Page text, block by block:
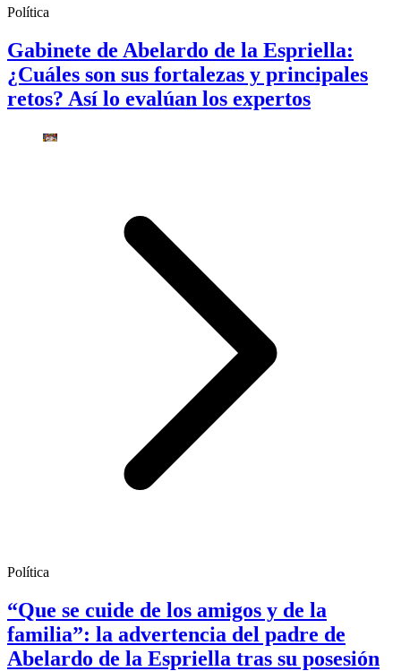
Política
Gabinete de Abelardo de la Espriella:
¿Cuáles son sus fortalezas y principales
retos? Así lo evalúan los expertos
Política
“Que se cuide de los amigos y de la
familia”: la advertencia del padre de
Abelardo de la Espriella tras su posesión